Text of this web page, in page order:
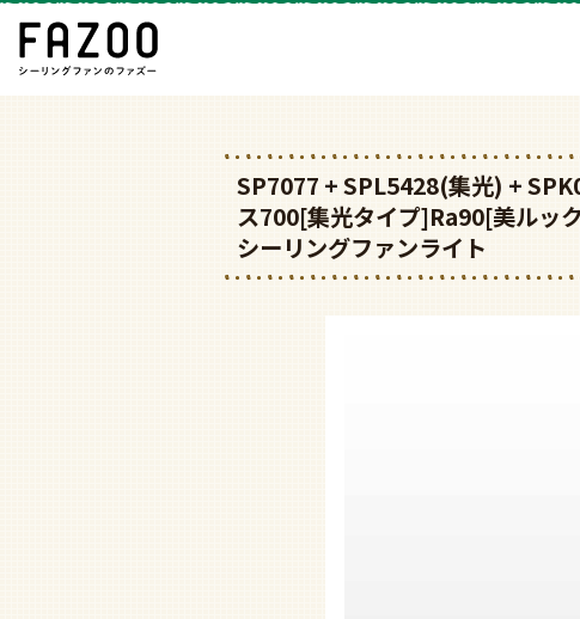
SP7077 + SPL5428(集光) +
ス700[集光タイプ]Ra90[美ルッ
シーリングファンライト